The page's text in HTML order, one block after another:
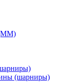
(шарниры)